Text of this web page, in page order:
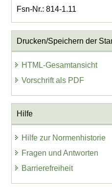
Fsn-Nr.: 814-1.11
Drucken/Speichern der
HTML-Gesamtansicht
Vorschrift als PDF
Hilfe
Hilfe zur Normenhistorie
Fragen und Antworten
Barrierefreiheit